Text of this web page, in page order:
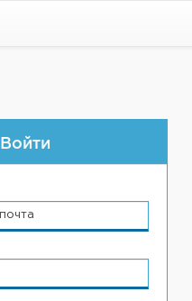
Войти